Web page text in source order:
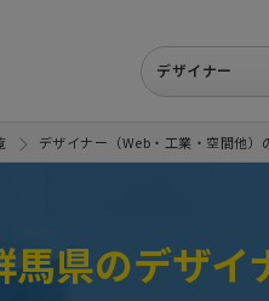
デザイナー
デザイナー（Web・工業・空間他）
馬県のデザイ